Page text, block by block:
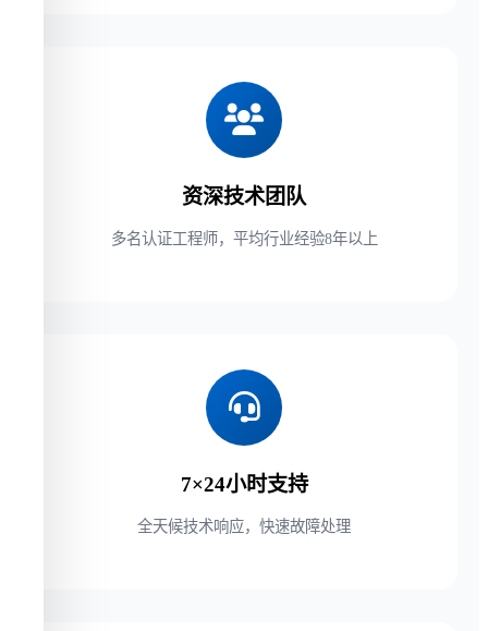
资深技术团队
多名认证工程师，平均行业经验8年以上
7×24小时支持
全天候技术响应，快速故障处理